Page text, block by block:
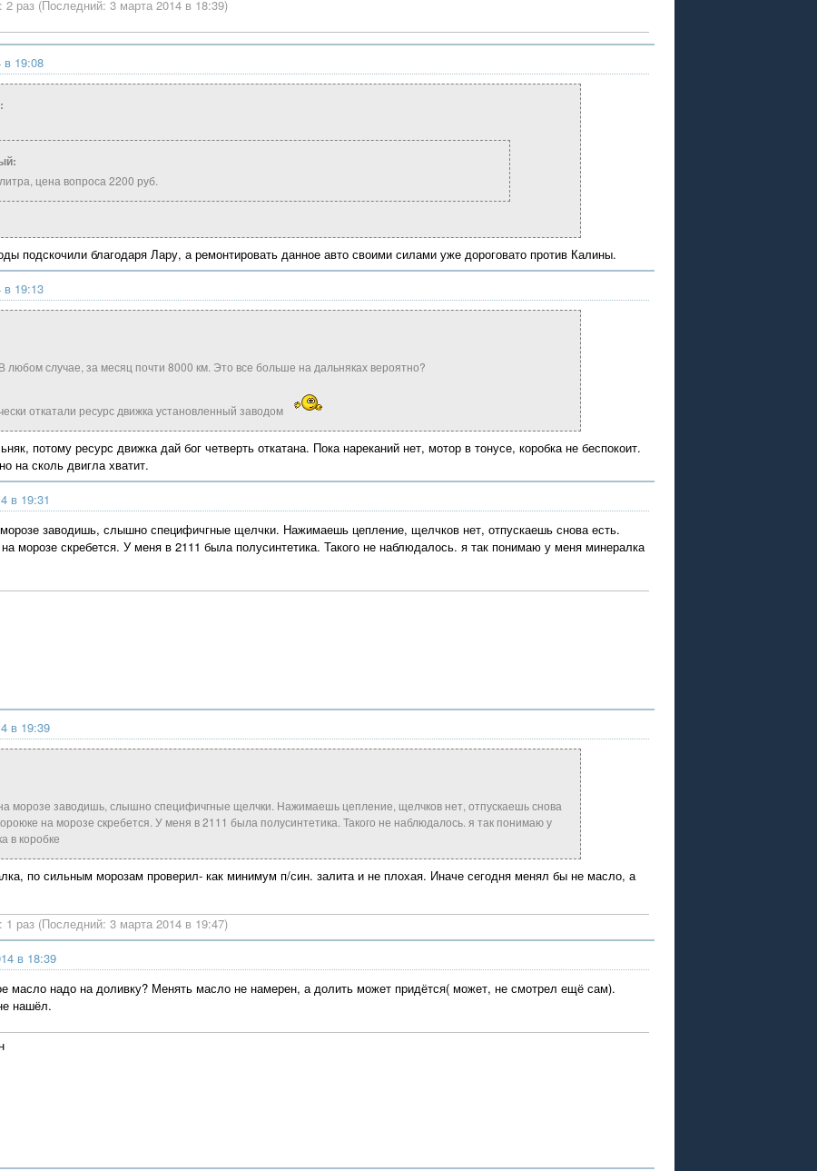
2 раз (Последний: 3 марта 2014 в 18:39)
в 19:08
цена вопроса 2200 руб.
подскочили благодаря Лару, а ремонтировать данное авто своими силами уже дороговато против Калины.
в 19:13
любом случае, за месяц почти 8000 км. Это все больше на дальняках вероятно?
откатали ресурс движка установленный заводом
потому ресурс движка дай бог четверть откатана. Пока нареканий нет, мотор в тонусе, коробка не беспокоит.
на сколь двигла хватит.
в 19:31
заводишь, слышно специфичгные щелчки. Нажимаешь цепление, щелчков нет, отпускаешь снова есть.
морозе скребется. У меня в 2111 была полусинтетика. Такого не наблюдалось. я так понимаю у меня минералка
в 19:39
морозе заводишь, слышно специфичгные щелчки. Нажимаешь цепление, щелчков нет, отпускаешь снова
на морозе скребется. У меня в 2111 была полусинтетика. Такого не наблюдалось. я так понимаю у
в коробке
по сильным морозам проверил- как минимум п/син. залита и не плохая. Иначе сегодня менял бы не масло, а
1 раз (Последний: 3 марта 2014 в 19:47)
в 18:39
масло надо на доливку? Менять масло не намерен, а долить может придётся( может, не смотрел ещё сам).
нашёл.